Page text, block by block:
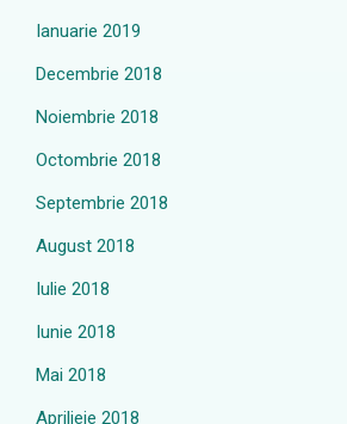
Ianuarie 2019
Decembrie 2018
Noiembrie 2018
Octombrie 2018
Septembrie 2018
August 2018
Iulie 2018
Iunie 2018
Mai 2018
Aprilieie 2018